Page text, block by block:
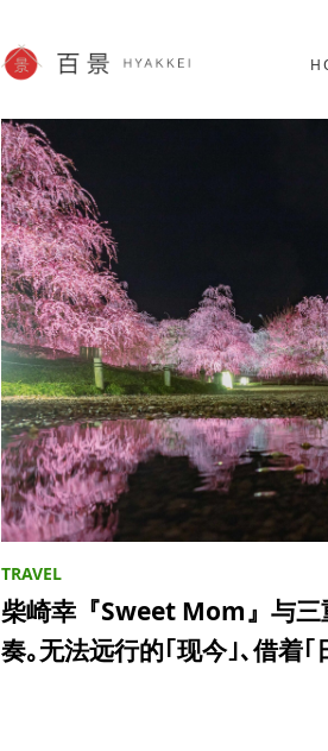
SHOPPING
JP info
柴崎幸『Sweet Mom』与三
奏｡无法远行的｢现今｣､借着